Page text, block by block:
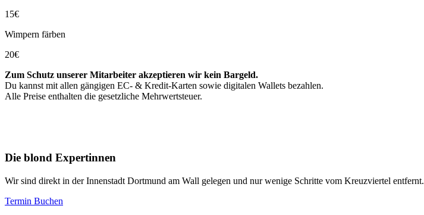
15€
Wimpern färben
20€
Zum Schutz unserer Mitarbeiter akzeptieren wir kein Bargeld.
Du kannst mit allen gängigen EC- & Kredit-Karten sowie digitalen Wallets bezahlen.
Alle Preise enthalten die gesetzliche Mehrwertsteuer.
Die blond Expertinnen
Wir sind direkt in der Innenstadt Dortmund am Wall gelegen und nur wenige Schritte vom Kreuzviertel entfernt.
Termin Buchen